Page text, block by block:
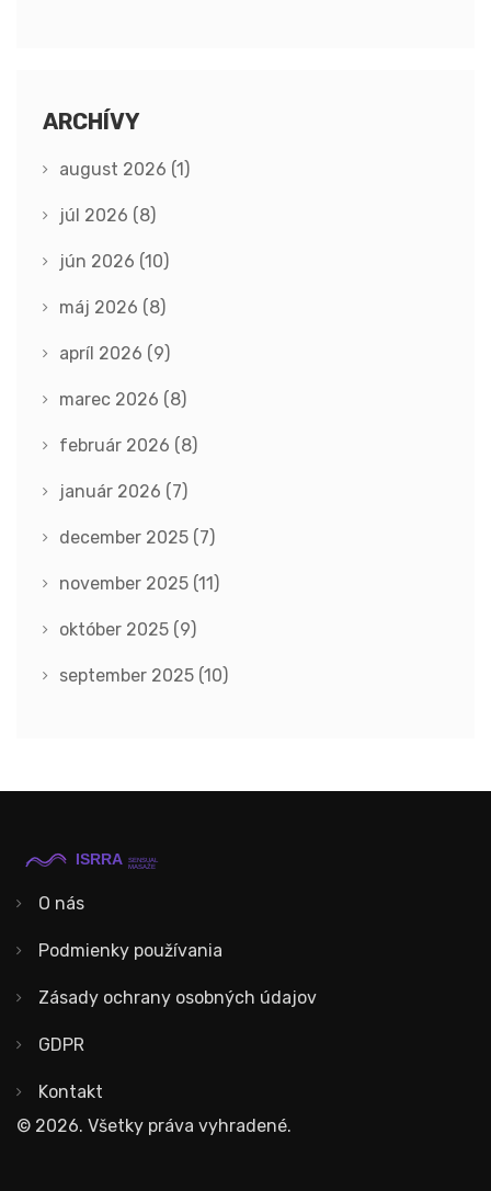
ARCHÍVY
august 2026 (1)
júl 2026 (8)
jún 2026 (10)
máj 2026 (8)
apríl 2026 (9)
marec 2026 (8)
február 2026 (8)
január 2026 (7)
december 2025 (7)
november 2025 (11)
október 2025 (9)
september 2025 (10)
O nás
Podmienky používania
Zásady ochrany osobných údajov
GDPR
Kontakt
© 2026. Všetky práva vyhradené.